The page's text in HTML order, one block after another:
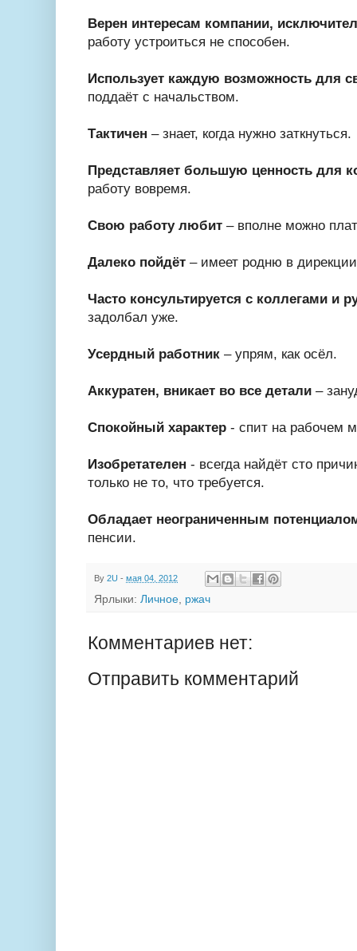
Верен интересам компании,
работу устроиться не способен.
Использует каждую возможность для
поддаёт с начальством.
Тактичен – знает, когда нужно заткнуться.
Представляет большую ценность для
работу вовремя.
Свою работу любит – вполне можно
Далеко пойдёт – имеет родню в
Часто консультируется с коллегами и
задолбал уже.
Усердный работник – упрям, как осёл.
Аккуратен, вникает во все детали –
Спокойный характер - спит на рабочем
Изобретателен - всегда найдёт сто
только не то, что требуется.
Обладает неограниченным
пенсии.
By 2U - мая 04, 2012
Ярлыки: Личное, ржач
Комментариев нет:
Отправить комментарий